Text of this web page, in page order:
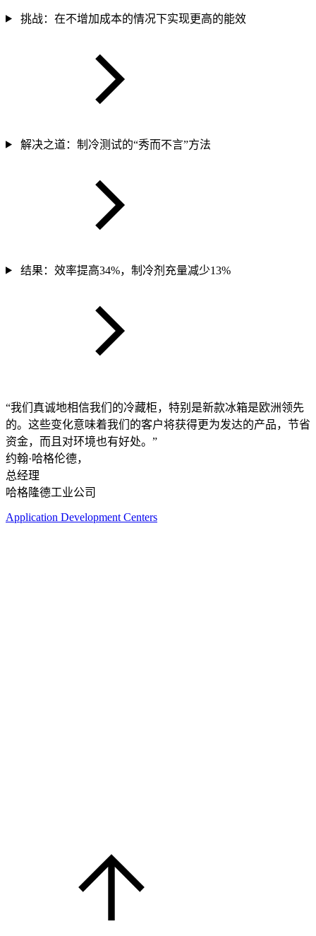
挑战：在不增加成本的情况下实现更高的能效
解决之道：制冷测试的“秀而不言”方法
结果：效率提高34%，制冷剂充量减少13%
“我们真诚地相信我们的冷藏柜，特别是新款冰箱是欧洲领先
的。这些变化意味着我们的客户将获得更为发达的产品，节省
资金，而且对环境也有好处。”
约翰·哈格伦德，
总经理
哈格隆德工业公司
Application Development Centers